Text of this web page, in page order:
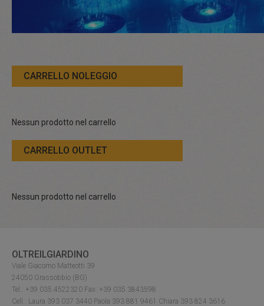
CARRELLO NOLEGGIO
Nessun prodotto nel carrello
CARRELLO OUTLET
Nessun prodotto nel carrello
OLTREILGIARDINO
Viale Giacomo Matteotti 39
24050 Grassobbio (BG)
Tel.: +39 035.4522320 Fax: +39 035.3843598
Cell.: Laura 393 037 3440 Paola 393 881 9461 Chiara 393 824 3616